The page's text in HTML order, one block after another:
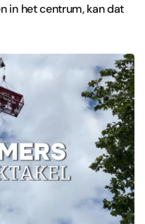
in het centrum, kan dat